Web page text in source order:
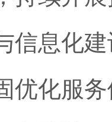
信息化
优化服